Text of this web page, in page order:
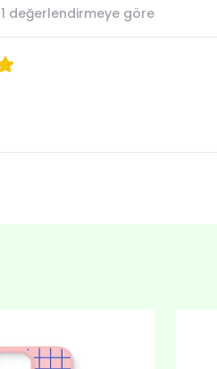
1 değerlendirmeye göre